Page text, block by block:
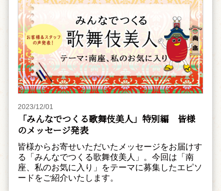
2023/12/01
「みんなでつくる歌舞伎美人」特別編 皆様
のメッセージ発表
皆様からお寄せいただいたメッセージをお届けす
る「みんなでつくる歌舞伎美人」。今回は「南
座、私のお気に入り」をテーマに募集したエピソ
ードをご紹介いたします。